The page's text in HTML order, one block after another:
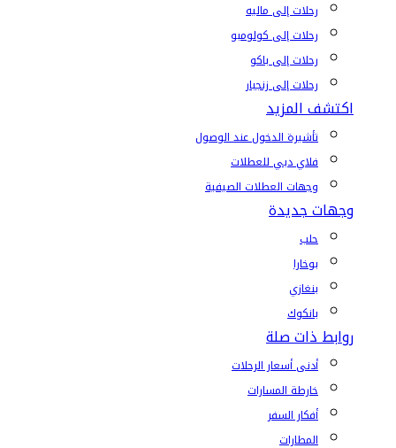
رحلات إلى ماليه
رحلات إلى كولومبو
رحلات إلى باكو
رحلات إلى زنجبار
اكتشف المزيد
تأشيرة الدخول عند الوصول
فلاي دبي للعطلات
وجهات العطلات الصيفية
وجهات جديدة
حلب
بوخارا
بنغازي
بانكوك
روابط ذات صلة
أدنى أسعار الرحلات
خارطة المسارات
أفكار السفر
المطارات